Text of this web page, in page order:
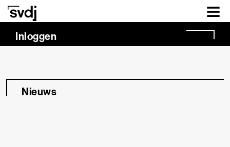
Naar hoofdinhoud
Inloggen
Nieuws